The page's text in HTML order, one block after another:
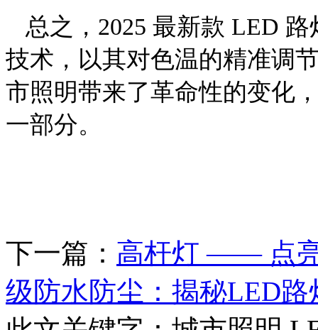
总之， 2025 最新款 LED
技术，以其对色温的精准调
市照明带来了革命性的变化
一部分。
下一篇： 高杆灯 —— 点
级防水防尘：揭秘LED